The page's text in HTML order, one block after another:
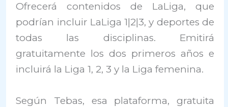
Ofrecerá contenidos de LaLiga, que
podrían incluir LaLiga 1|2|3, y deportes de
todas las disciplinas. Emitirá
gratuitamente los dos primeros años e
incluirá la Liga 1, 2, 3 y la Liga femenina.
Según Tebas, esa plataforma, gratuita